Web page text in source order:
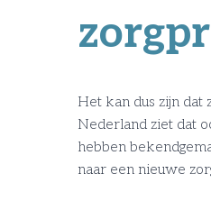
Het kan dus zijn
Nederland ziet dat
hebben
naar een nieuwe